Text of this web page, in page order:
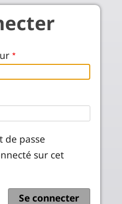
de passe
sur cet